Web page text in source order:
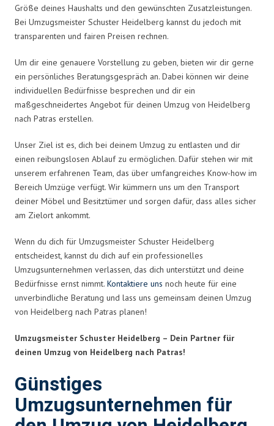
Größe deines Haushalts und den gewünschten Zusatzleistungen.
Bei Umzugsmeister Schuster Heidelberg kannst du jedoch mit
transparenten und fairen Preisen rechnen.
Um dir eine genauere Vorstellung zu geben, bieten wir dir gerne
ein persönliches Beratungsgespräch an. Dabei können wir deine
individuellen Bedürfnisse besprechen und dir ein
maßgeschneidertes Angebot für deinen Umzug von Heidelberg
nach Patras erstellen.
Unser Ziel ist es, dich bei deinem Umzug zu entlasten und dir
einen reibungslosen Ablauf zu ermöglichen. Dafür stehen wir mit
unserem erfahrenen Team, das über umfangreiches Know-how im
Bereich Umzüge verfügt. Wir kümmern uns um den Transport
deiner Möbel und Besitztümer und sorgen dafür, dass alles sicher
am Zielort ankommt.
Wenn du dich für Umzugsmeister Schuster Heidelberg
entscheidest, kannst du dich auf ein professionelles
Umzugsunternehmen verlassen, das dich unterstützt und deine
Bedürfnisse ernst nimmt. Kontaktiere uns noch heute für eine
unverbindliche Beratung und lass uns gemeinsam deinen Umzug
von Heidelberg nach Patras planen!
Umzugsmeister Schuster Heidelberg – Dein Partner für
deinen Umzug von Heidelberg nach Patras!
Günstiges
Umzugsunternehmen für